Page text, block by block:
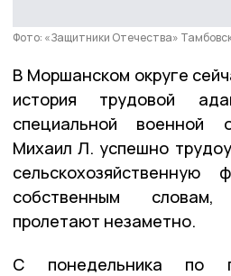
Фото: «Защитники Отечества»
В Моршанском округе
история трудовой
специальной военной
Михаил Л. успешно
собственным
пролетают незаметно.
С понедельника по